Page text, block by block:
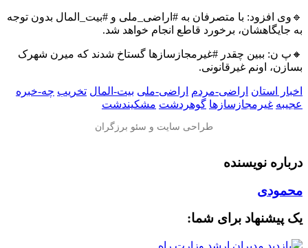
🔹وی افزود: با متصرفان به #اراضی_ملی و #بیت_المال بدون توجه
به جایگاهشان، برخورد قاطع انجام خواهد شد.
🔸پ ن: ببین چقدر #غیرمجازسازها گستاخ شدند که میرن شهرک
بسازن، اونم غیرقانونی.
اخبار استان اراضی-مردم اراضی-ملی بیت-المال تخریب چه-خبره
عجیبه غیرمجازسازها گوهردشت مشکیندشت
درباره نویسنده
محمودی
یک پیشنهاد برای شما: